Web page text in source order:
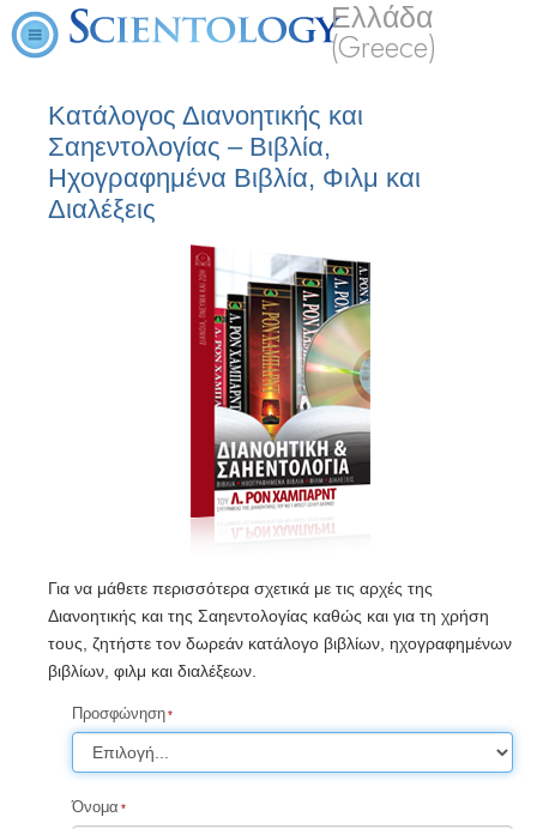
Ελλάδα
(Greece)
Κατάλογος Διανοητικής και
Σαηεντολογίας – Βιβλία,
Ηχογραφημένα Βιβλία, Φιλμ και
Διαλέξεις
Για να μάθετε περισσότερα σχετικά με τις αρχές της
Διανοητικής και της Σαηεντολογίας καθώς και για τη χρήση
τους, ζητήστε τον δωρεάν κατάλογο βιβλίων, ηχογραφημένων
βιβλίων, φιλμ και διαλέξεων.
Προσφώνηση
Όνομα